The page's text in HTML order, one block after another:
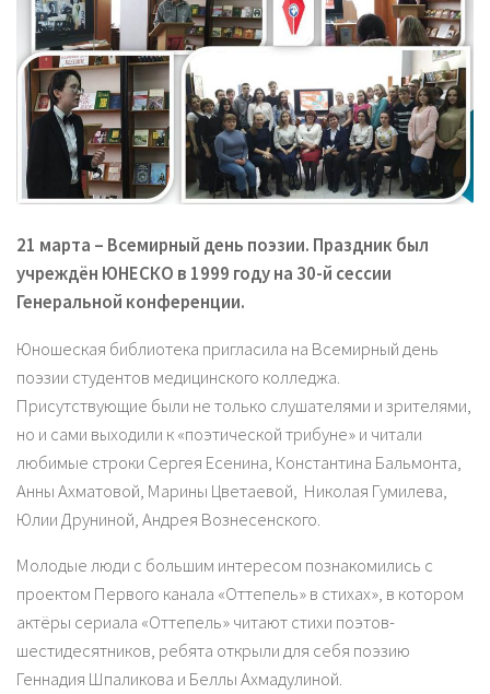
21 марта – Всемирный день поэзии. Праздник был
учреждён ЮНЕСКО в 1999 году на 30-й сессии
Генеральной конференции.
Юношеская библиотека пригласила на Всемирный день
поэзии студентов медицинского колледжа.
Присутствующие были не только слушателями и зрителями,
но и сами выходили к «поэтической трибуне» и читали
любимые строки Сергея Есенина, Константина Бальмонта,
Анны Ахматовой, Марины Цветаевой, Николая Гумилева,
Юлии Друниной, Андрея Вознесенского.
Молодые люди с большим интересом познакомились с
проектом Первого канала «Оттепель» в стихах», в котором
актёры сериала «Оттепель» читают стихи поэтов-
шестидесятников, ребята открыли для себя поэзию
Геннадия Шпаликова и Беллы Ахмадулиной.